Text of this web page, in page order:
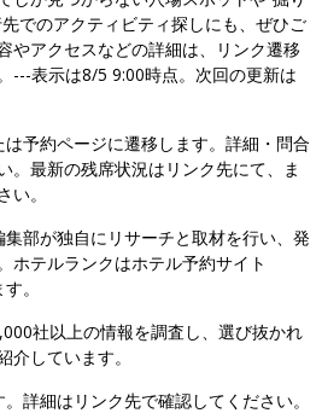
でのアクティビティ探しにも、ぜひご
やアクセスなどの詳細は、リンク遷移
---表示は8/5 9:00時点。次回の更新は
予約ページに遷移します。詳細・問合
。最新の残席状況はリンク先にて、ま
。
部が独自にリサーチと取材を行い、発
ホテルランクはホテル予約サイト
。
社以上の情報を調査し、選び抜かれ
介しています。
詳細はリンク先で確認してください。